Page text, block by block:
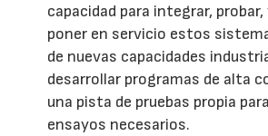
capacidad para integrar,
poner en servicio estos
de nuevas capacidades
desarrollar programas de alta
una pista de pruebas propia
ensayos necesarios.